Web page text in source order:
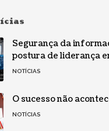
Segurança da
postura de liderança
NOTÍCIAS
O sucesso não
NOTÍCIAS